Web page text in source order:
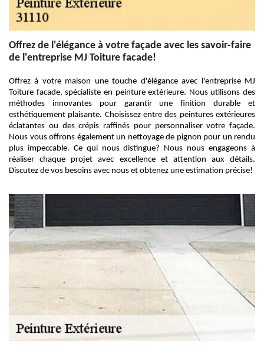
Offrez de l'élégance à votre façade avec les savoir-faire
de l'entreprise MJ Toiture facade!
Offrez à votre maison une touche d'élégance avec l'entreprise MJ
Toiture facade, spécialiste en peinture extérieure. Nous utilisons des
méthodes innovantes pour garantir une finition durable et
esthétiquement plaisante. Choisissez entre des peintures extérieures
éclatantes ou des crépis raffinés pour personnaliser votre façade.
Nous vous offrons également un nettoyage de pignon pour un rendu
plus impeccable. Ce qui nous distingue? Nous nous engageons à
réaliser chaque projet avec excellence et attention aux détails.
Discutez de vos besoins avec nous et obtenez une estimation précise!